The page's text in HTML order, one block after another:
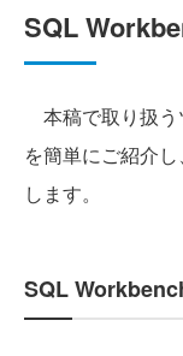
SQL
本稿で取り扱う
を簡単にご紹介
します。
SQL